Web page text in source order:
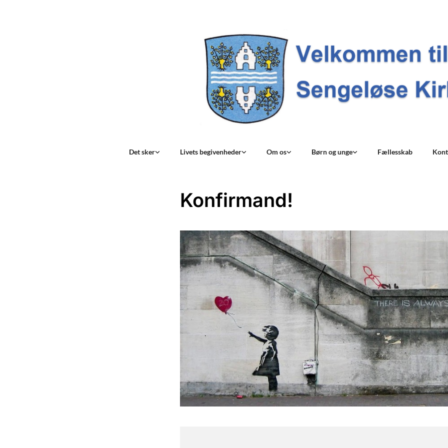
Det sker Livets begivenheder Om os Børn og unge Fællesskab
Konfirmand!